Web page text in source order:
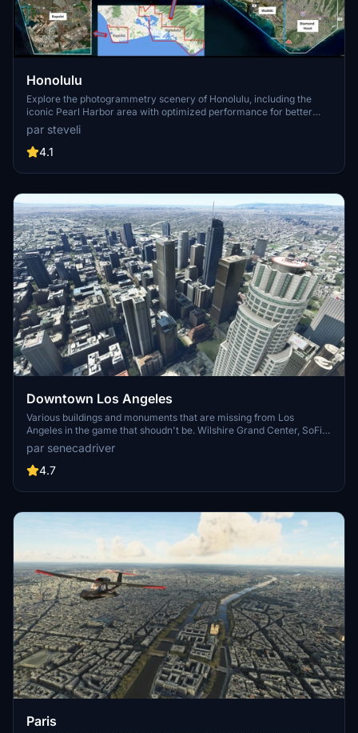
Honolulu
Explore the photogrammetry scenery of Honolulu, including the
iconic Pearl Harbor area with optimized performance for better
FPS. Discover Waikiki, Honolulu downtown, and more with this
detailed addon. Enhance your experience by adding free mods for
carriers, battleships, and military airplanes in Pearl Harbor and
enjoy this mod.
par steveli
4.1
Downtown Los Angeles
Various buildings and monuments that are missing from Los
Angeles in the game that shoudn't be. Wilshire Grand Center, SoFi
Stadium, 801 S Grand, 825 S Hill, 888 S Hope, 1000 Grand, Apex the
One, Atelier, Aven Apartments, Metropolis Towers, Level Los
Angeles
par senecadriver
4.7
Paris